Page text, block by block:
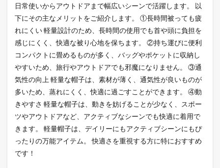
5
ナコ
タ
トレ
イル
クキ
ャッ
プ
6
さい
日常使いからアウトドアまで幅広いシーンで活躍します。 以
下にその主なメリットをご紹介します。 ①長時間被っても疲
れにくい 軽量設計のため、長時間の使用でも首や頭に負担を
感じにくく、快適な被り心地を保ちます。 ②持ち運びに便利
コンパクトに畳めるものが多く、バッグやポケットに収納し
やすいため、旅行やアウトドアでも邪魔になりません。 ③通
気性の向上 軽量な帽子は、素材が薄く、通気性が良いものが
多いため、蒸れにくく、快適に過ごすことができます。 ④動
きやすさ 軽量な帽子は、動きを妨げることが少なく、スポー
ツやアウトドアなど、アクティブなシーンでも快適に着用で
きます。 軽量帽子は、デイリーにもアクティブシーンにもぴ
ったりの万能アイテム。 快適さを重視する方に特におすすめ
です！